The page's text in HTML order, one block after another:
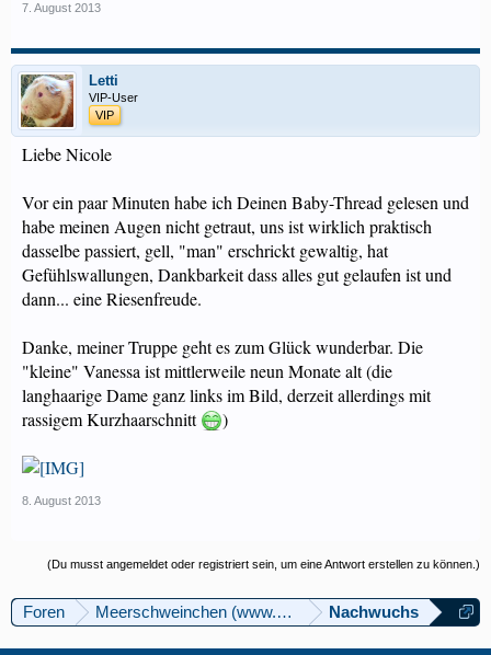
7. August 2013
Letti
VIP-User
VIP
Liebe Nicole
Vor ein paar Minuten habe ich Deinen Baby-Thread gelesen und
habe meinen Augen nicht getraut, uns ist wirklich praktisch
dasselbe passiert, gell, "man" erschrickt gewaltig, hat
Gefühlswallungen, Dankbarkeit dass alles gut gelaufen ist und
dann... eine Riesenfreude.
Danke, meiner Truppe geht es zum Glück wunderbar. Die
"kleine" Vanessa ist mittlerweile neun Monate alt (die
langhaarige Dame ganz links im Bild, derzeit allerdings mit
rassigem Kurzhaarschnitt
)
8. August 2013
(Du musst angemeldet oder registriert sein, um eine Antwort erstellen zu können.)
Foren Meerschweinchen (www.meerschweinforum.ch)
Nachwuchs